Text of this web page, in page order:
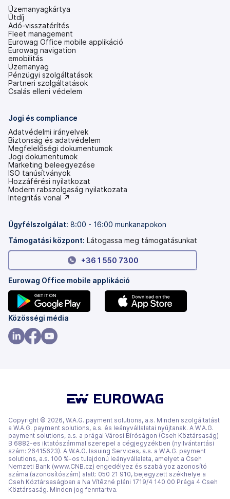
Üzemanyagkártya
Útdíj
Adó-visszatérítés
Fleet management
Eurowag Office mobile applikáció
Eurowag navigation
emobilitás
Üzemanyag
Pénzügyi szolgáltatások
Partneri szolgáltatások
Csalás elleni védelem
Jogi és compliance
Adatvédelmi irányelvek
Biztonság és adatvédelem
Megfelelőségi dokumentumok
Jogi dokumentumok
Marketing beleegyezése
ISO tanúsítványok
Hozzáférési nyilatkozat
(új
lapon
Modern rabszolgaság nyilatkozata
(új
meg)
Integritás vonal ↗
Ügyfélszolgálat: 8:00 - 16:00 munkanapokon
Támogatási központ: Látogassa meg támogatásunkat
+36 1 550 7300
Eurowag Office mobile applikáció
(új
lapon
nyílik
Közösségi média
Copyright © 2026, W.A.G. payment solutions, a.s. Minden szolgáltatást
a W.A.G. payment solutions, a.s. és leányvállalatai nyújtanak. A W.A.G.
payment solutions, a.s. a prágai Városi Bíróságon (Cseh Köztársaság)
B 6882-es iktatószámmal szerepel a cégjegyzékben (nyilvántartási
szám: 26415623). A W.A.G. Issuing Services, a.s. a W.A.G. payment
solutions, a.s. 100 %-os tulajdonú leányvállalata, amelyet a Cseh
Nemzeti Bank (www.CNB.cz) engedélyez és szabályoz azonosító
száma (azonosítószám) alatt: 050 21 910, bejegyzett székhelye a
Cseh Köztársaságban a Na Vítězné pláni 1719/4 140 00 Prága 4 Cseh
Köztársaság. Minden jog fenntartva.